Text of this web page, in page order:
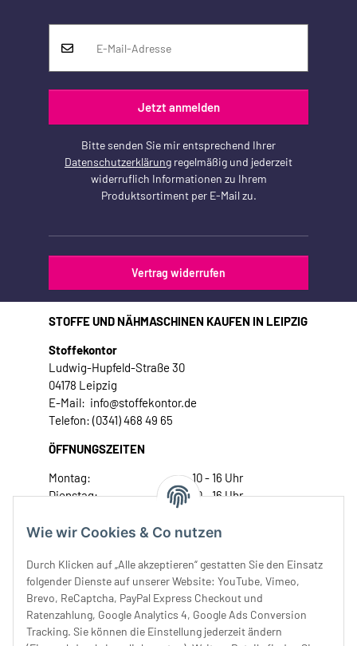
Wie wir Cookies & Co nutzen
Durch Klicken auf „Alle akzeptieren“ gestatten Sie den Einsatz
folgender Dienste auf unserer Website: YouTube, Vimeo,
Brevo, ReCaptcha, PayPal Express Checkout und
Ratenzahlung, Google Analytics 4, Google Ads Conversion
Tracking. Sie können die Einstellung jederzeit ändern
Jetzt anmelden
Bitte senden Sie mir entsprechend Ihrer
Datenschutzerklärung regelmäßig und jederzeit
widerruflich Informationen zu Ihrem
Produktsortiment per E-Mail zu.
Vertrag widerrufen
STOFFE UND NÄHMASCHINEN KAUFEN IN LEIPZIG
Stoffekontor
Ludwig-Hupfeld-Straße 30
04178 Leipzig
E-Mail: info@stoffekontor.de
Telefon: (0341) 468 49 65
ÖFFNUNGSZEITEN
Montag:
10 - 16 Uhr
Dienstag:
10 - 16 Uhr
Donnerstag:
10 - 18 Uhr
Samstag:
10 - 14 Uhr
Unser Service
Rechtliches